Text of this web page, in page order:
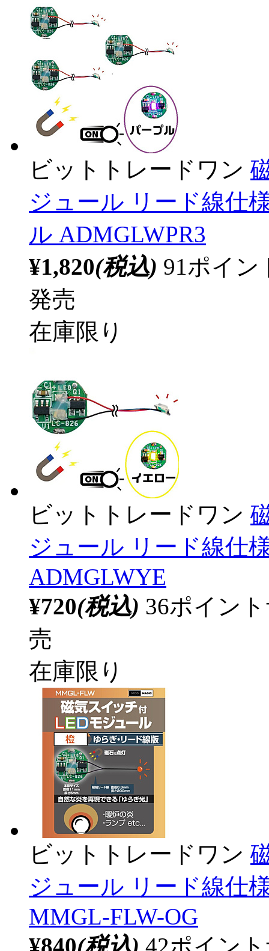
ビットトレードワン
ジュール リード線仕
ル ADMGLWPR3
¥1,820(税込) 91ポイ
発売
在庫限り
ビットトレードワン
ジュール リード線仕
ADMGLWYE
¥720(税込) 36ポイン
売
在庫限り
ビットトレードワン
ジュール リード線仕
MMGL-FLW-OG